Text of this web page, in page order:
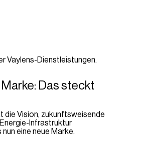
Das steckt
die Vision, zukunftsweisende
Infrastruktur
eine neue Marke.